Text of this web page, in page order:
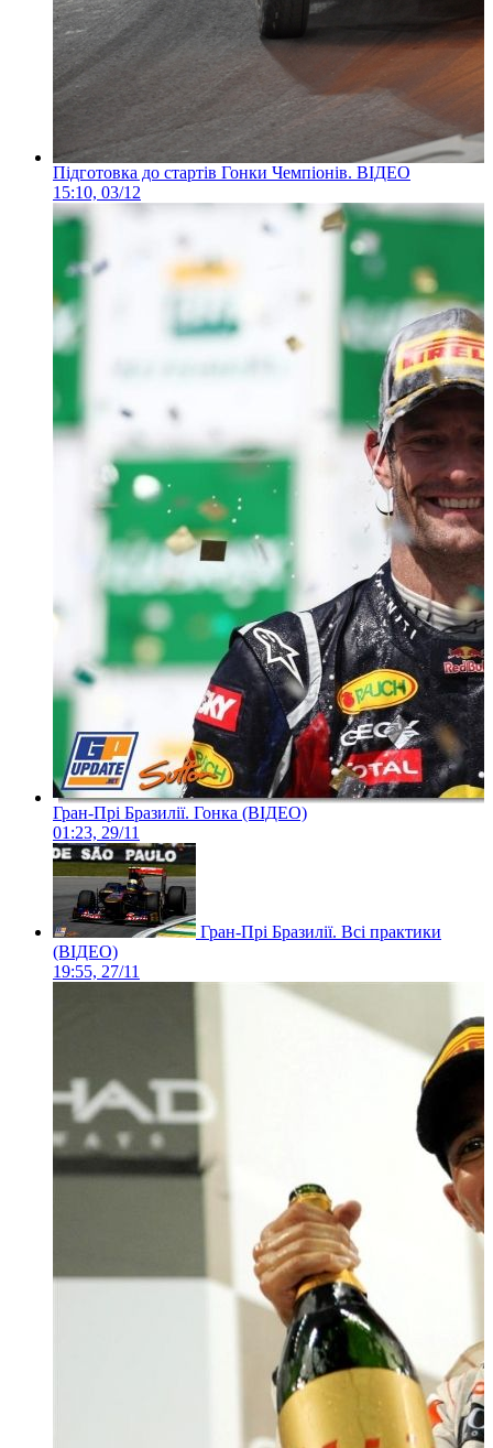
Підготовка до стартів Гонки Чемпіонів. ВІДЕО
15:10, 03/12
Гран-Прі Бразилії. Гонка (ВІДЕО)
01:23, 29/11
Гран-Прі Бразилії. Всі практики
(ВІДЕО)
19:55, 27/11